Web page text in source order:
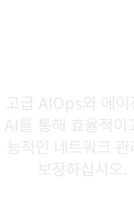
고급 AIOps와 에이
AI를 통해 효율적이
능적인 네트워크 관
보장하십시오.